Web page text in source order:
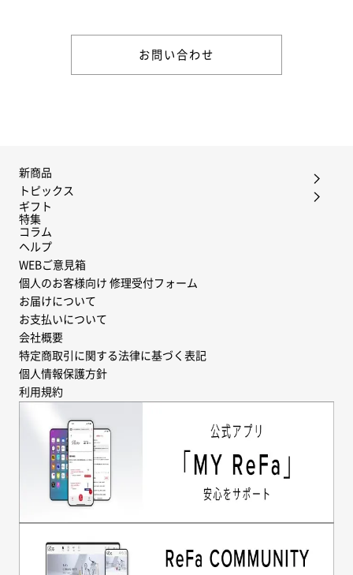
お問い合わせ
新商品
トピックス
ギフト
特集
コラム
ヘルプ
WEBご意見箱
個人のお客様向け 修理受付フォーム
お届けについて
お支払いについて
会社概要
特定商取引に関する法律に基づく表記
個人情報保護方針
利用規約